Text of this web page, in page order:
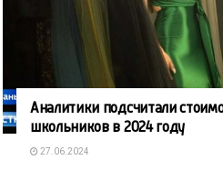
Аналитики подсчитали
школьников в 2024 году
27.06.2024